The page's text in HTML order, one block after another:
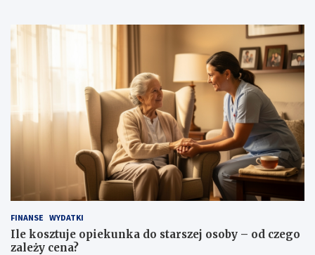
FINANSE WYDATKI
Ile kosztuje opiekunka do starszej osoby – od czego
zależy cena?